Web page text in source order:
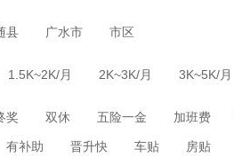
县 广水市 市区
1.5K~2K/月 2K~3K/月 3K~5K/月
奖 双休 五险一金 加班费
有补助 晋升快 车贴 房贴